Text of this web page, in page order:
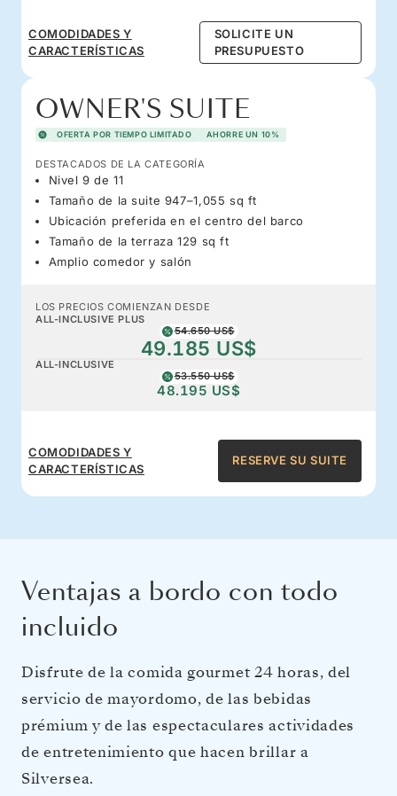
COMODIDADES Y
CARACTERÍSTICAS
SOLICITE UN
PRESUPUESTO
OWNER'S SUITE
OFERTA POR TIEMPO LIMITADO AHORRE UN 10%
DESTACADOS DE LA CATEGORÍA
Nivel 9 de 11
Tamaño de la suite 947–1,055 sq ft
Ubicación preferida en el centro del barco
Tamaño de la terraza 129 sq ft
Amplio comedor y salón
LOS PRECIOS COMIENZAN DESDE
ALL-INCLUSIVE PLUS
54.650 US$
49.185 US$
ALL-INCLUSIVE
53.550 US$
48.195 US$
COMODIDADES Y
CARACTERÍSTICAS
RESERVE SU SUITE
Ventajas a bordo con todo
incluido
Disfrute de la comida gourmet 24 horas, del
servicio de mayordomo, de las bebidas
prémium y de las espectaculares actividades
de entretenimiento que hacen brillar a
Silversea.